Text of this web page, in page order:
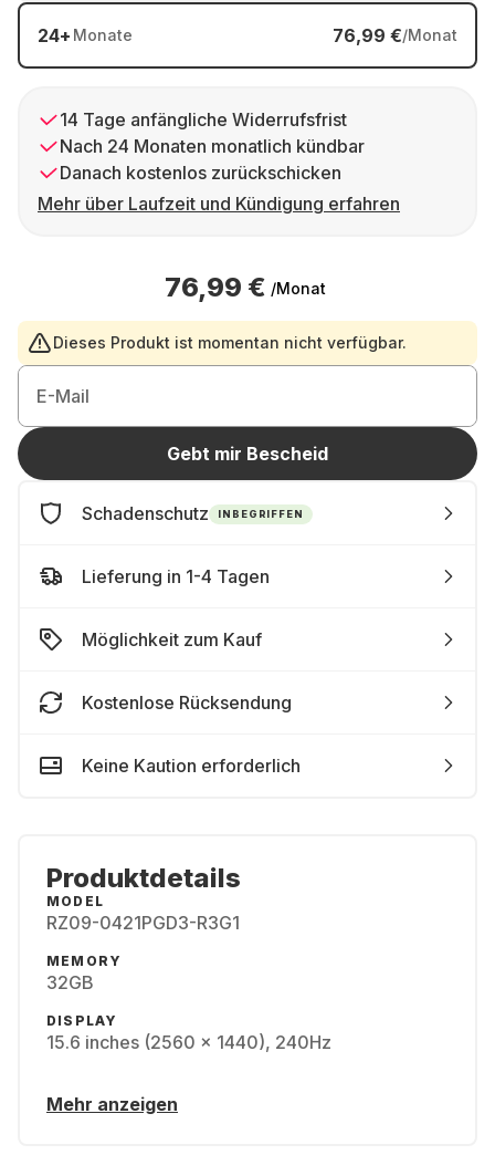
24+ Monate 76,99 €/Monat
14 Tage anfängliche Widerrufsfrist
Nach 24 Monaten monatlich kündbar
Danach kostenlos zurückschicken
Mehr über Laufzeit und Kündigung erfahren
76,99 € /Monat
Dieses Produkt ist momentan nicht verfügbar.
E-Mail
Gebt mir Bescheid
Schadenschutz INBEGRIFFEN
Lieferung in 1-4 Tagen
Möglichkeit zum Kauf
Kostenlose Rücksendung
Keine Kaution erforderlich
Produktdetails
MODEL
RZ09-0421PGD3-R3G1
MEMORY
32GB
DISPLAY
15.6 inches (2560 x 1440), 240Hz
Mehr anzeigen